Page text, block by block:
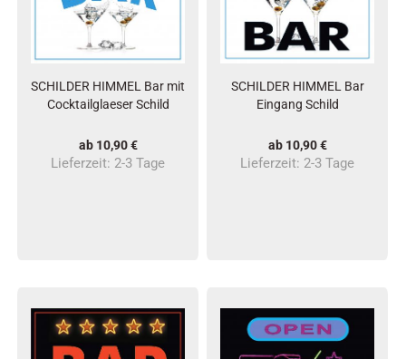
SCHILDER HIMMEL Bar mit
Cocktailglaeser Schild
ab 10,90 €
Lieferzeit: 2-3 Tage
SCHILDER HIMMEL Bar
Eingang Schild
ab 10,90 €
Lieferzeit: 2-3 Tage